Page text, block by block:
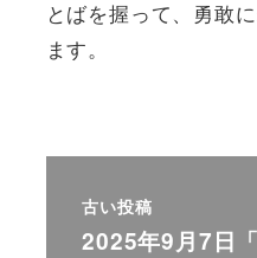
とばを握って、勇敢
ます。
古い投稿
2025年9月7日